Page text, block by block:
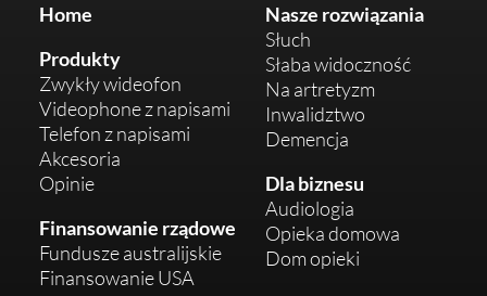
Home
Produkty
Zwykły wideofon
Videophone z napisami
Telefon z napisami
Akcesoria
Opinie
Finansowanie rządowe
Fundusze australijskie
Finansowanie USA
Nasze rozwiązania
Słuch
Słaba widoczność
Na artretyzm
Inwalidztwo
Demencja
Dla biznesu
Audiologia
Opieka domowa
Dom opieki